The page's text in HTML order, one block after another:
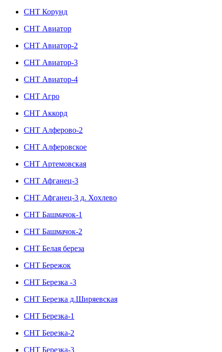
СНТ Корунд
СНТ Авиатор
СНТ Авиатор-2
СНТ Авиатор-3
СНТ Авиатор-4
СНТ Агро
СНТ Аккорд
СНТ Алферово-2
СНТ Алферовское
СНТ Артемовская
СНТ Афганец-3
СНТ Афганец-3 д. Хохлево
СНТ Башмачок-1
СНТ Башмачок-2
СНТ Белая береза
СНТ Бережок
СНТ Березка -3
СНТ Березка д.Ширяевская
СНТ Березка-1
СНТ Березка-2
СНТ Березка-3